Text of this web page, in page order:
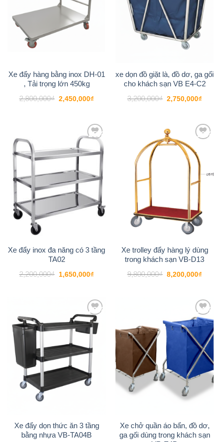
Xe đẩy hàng bằng inox DH-01
, Tải trọng lớn 450kg
2,800,000₫ Giá
gốc
2,450,000₫Giá
2,450,000₫.
xe dọn đồ giặt là, đồ dơ, ga gối
cho khách sạn VB E4-C2
3,200,000₫ Giá
gốc
2,750,000₫Giá
-25%
wishlist
Xe đẩy inox đa năng có 3 tầng
TA02
2,200,000₫
Giá
gốc
1,650,000₫Giá
1,650,000₫.
-16%
Add to
wishlist
Xe trolley đẩy hàng lý dùng
trong khách sạn VB-D13
9,800,000₫ Giá
gốc
8,200,000₫Giá
-23%
Add to
wishlist
Xe đẩy dọn thức ăn 3 tầng
bằng nhựa VB-TA04B
-14%
Add to
wishlist
Xe chở quần áo bẩn, đồ dơ,
ga gối dùng trong khách sạn